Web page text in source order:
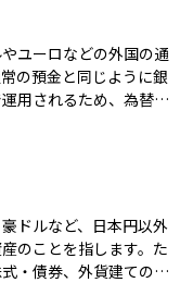
必要です。 一般的
ッドが広がりやすく、
ドが狭くなる傾向があ
は、市場の流動性や取
す。
ユーロなどの外国の通
の預金と同じように銀
用されるため、為替レ
象外であり、元本保証
めに設定されているこ
える反面、為替リスク
の方には慎重な検討が
ドルなど、日本円以外
のことを指します。た
・債券、外貨建ての保